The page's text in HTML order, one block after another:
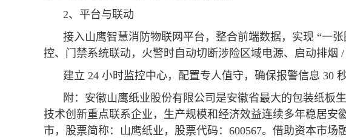
2、平台与联动
接入山鹰智慧消防物联网平台，整合前端数据，实现 “一
控、门禁系统联动，火警时自动切断涉险区域电源、启动排烟 /
建立 24 小时监控中心，配置专人值守，确保报警信息 30
附：安徽山鹰纸业股份有限公司是安徽省最大的包装纸板
技术创新重点联系企业，生产规模和经济效益连续多年稳居安
市，股票简称：山鹰纸业，股票代码：600567。借助资本市